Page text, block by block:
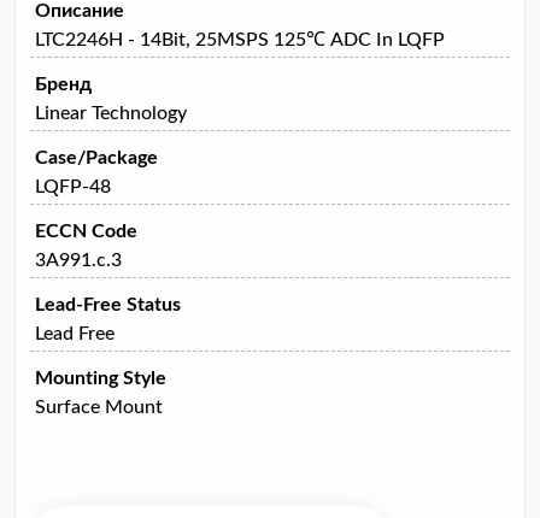
Описание
LTC2246H - 14Bit, 25MSPS 125℃ ADC In LQFP
Бренд
Linear Technology
Case/Package
LQFP-48
ECCN Code
3A991.c.3
Lead-Free Status
Lead Free
Mounting Style
Surface Mount